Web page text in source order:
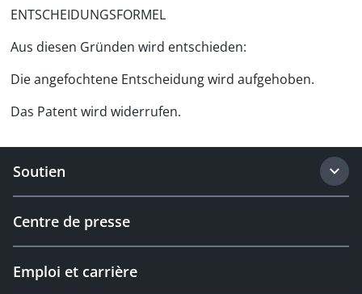
ENTSCHEIDUNGSFORMEL
Aus diesen Gründen wird entschieden:
Die angefochtene Entscheidung wird aufgehoben.
Das Patent wird widerrufen.
Soutien
Centre de presse
Emploi et carrière